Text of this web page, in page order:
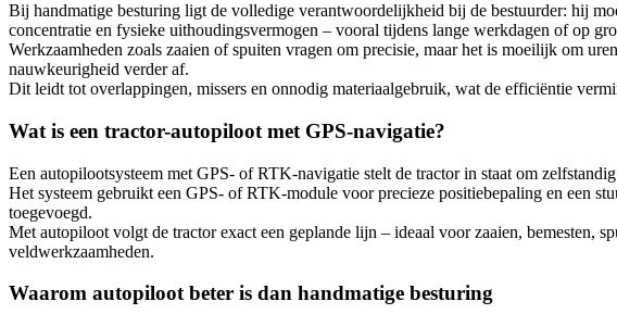
Bij handmatige besturing ligt de volledige verantwoordelijkheid bij de bestuurder: hij
concentratie en fysieke uithoudingsvermogen – vooral tijdens lange werkdagen of op
Werkzaamheden zoals zaaien of spuiten vragen om precisie, maar het is moeilijk om
nauwkeurigheid verder af.
Dit leidt tot overlappingen, missers en onnodig materiaalgebruik, wat de efficiëntie
Wat is een tractor-autopiloot met GPS-navigatie?
Een autopilootsysteem met GPS- of RTK-navigatie stelt de tractor in staat om
Het systeem gebruikt een GPS- of RTK-module voor precieze positiebepaling en een
toegevoegd.
Met autopiloot volgt de tractor exact een geplande lijn – ideaal voor zaaien, bemesten,
veldwerkzaamheden.
Waarom autopiloot beter is dan handmatige besturing